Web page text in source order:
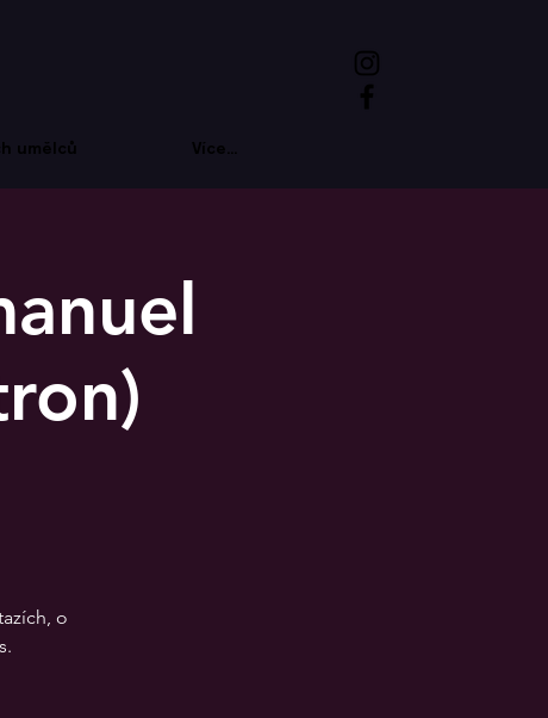
umělců Více...
o